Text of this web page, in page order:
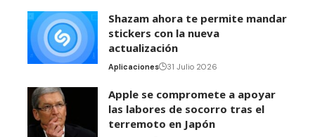
Shazam ahora te permite mandar
stickers con la nueva
actualización
Aplicaciones 31 Julio 2026
Apple se compromete a apoyar
las labores de socorro tras el
terremoto en Japón